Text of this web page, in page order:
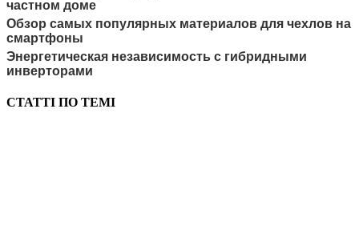
частном доме
Обзор самых популярных материалов для чехлов на
смартфоны
Энергетическая независимость с гибридными
инверторами
СТАТТІ ПО ТЕМІ